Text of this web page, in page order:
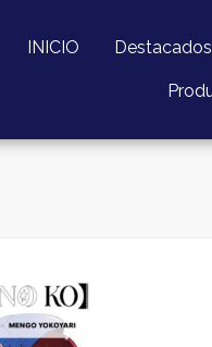
INICIO Destacados